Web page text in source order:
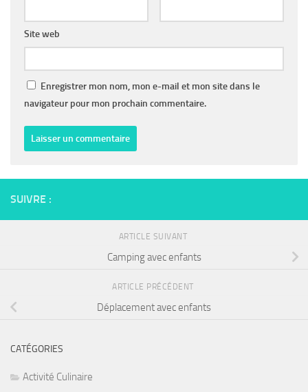
Site web
Enregistrer mon nom, mon e-mail et mon site dans le
navigateur pour mon prochain commentaire.
SUIVRE :
ARTICLE SUIVANT
Camping avec enfants
ARTICLE PRÉCÉDENT
Déplacement avec enfants
CATÉGORIES
Activité Culinaire